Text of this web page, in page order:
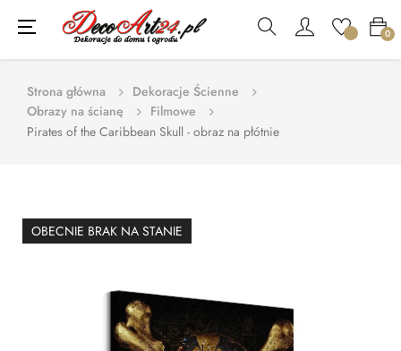
0
Toggle
navigation
☰
Strona główna
Dekoracje Ścienne
Obrazy na ścianę
Filmowe
Pirates of the Caribbean Skull - obraz na płótnie
OBECNIE BRAK NA STANIE